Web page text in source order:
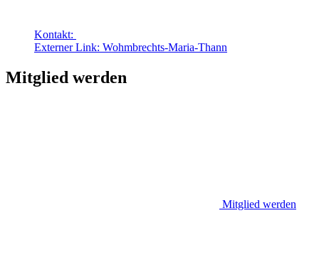
Kontakt:
Externer Link: Wohmbrechts-Maria-Thann
Mitglied werden
Mitglied werden